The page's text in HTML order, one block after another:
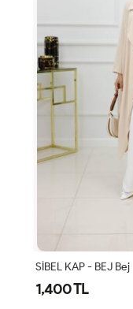
SİBEL KAP -
1,400 TL